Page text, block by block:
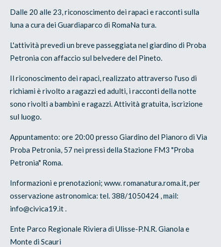
Dalle 20 alle 23, riconoscimento dei rapaci e racconti sulla
luna a cura dei Guardiaparco di RomaNa tura.
L'attività prevedi un breve passeggiata nel giardino di Proba
Petronia con affaccio sul belvedere del Pineto.
Il riconoscimento dei rapaci, realizzato attraverso l'uso di
richiami è rivolto a ragazzi ed adulti, i racconti della notte
sono rivolti a bambini e ragazzi. Attività gratuita, iscrizione
sul luogo.
Appuntamento: ore 20:00 presso Giardino del Pianoro di Via
Proba Petronia, 57 nei pressi della Stazione FM3 "Proba
Petronia" Roma.
Informazioni e prenotazioni; www. romanatura.roma.it, per
osservazione astronomica: tel. 388/1050424 , mail:
info@civica19.it .
Ente Parco Regionale Riviera di Ulisse-P.N.R. Gianola e
Monte di Scauri